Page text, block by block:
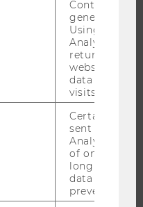
Contains a
generated
Using this
Analytics can
returning
website and
data from
visits.
Certain data
sent to
Analytics a
of once per
long as it is
data
prevented.